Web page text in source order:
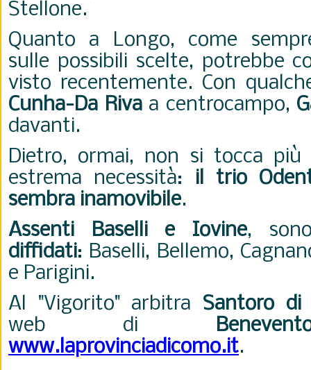
Stellone.
Quanto a Longo, come
sulle possibili scelte, potrebbe
visto recentemente. Con
Cunha-Da Rivaa centrocampo,
davanti.
Dietro, ormai, non si tocca
estrema necessità: il trio
sembra inamovibile.
Assenti Baselli e Iovine,
diffidati: Baselli, Bellemo,
e Parigini.
Al "Vigorito" arbitra Santoro di
web di
www.laprovinciadicomo.it.